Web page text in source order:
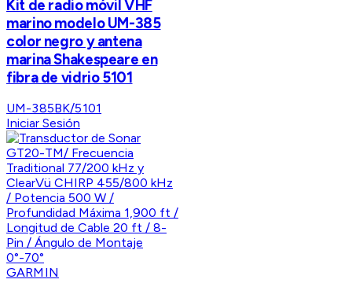
Kit de radio móvil VHF
marino modelo UM-385
color negro y antena
marina Shakespeare en
fibra de vidrio 5101
UM-385BK/5101
Iniciar Sesión
GARMIN